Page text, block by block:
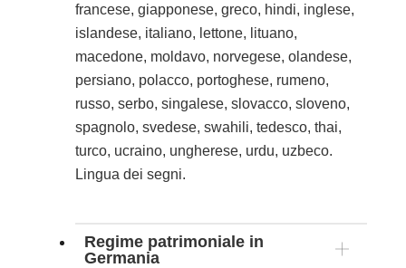
francese, giapponese, greco, hindi, inglese,
islandese, italiano, lettone, lituano,
macedone, moldavo, norvegese, olandese,
persiano, polacco, portoghese, rumeno,
russo, serbo, singalese, slovacco, sloveno,
spagnolo, svedese, swahili, tedesco, thai,
turco, ucraino, ungherese, urdu, uzbeco.
Lingua dei segni.
Regime patrimoniale in
Germania